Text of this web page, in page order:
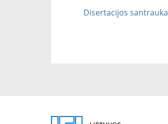
Disertacijos santrauka